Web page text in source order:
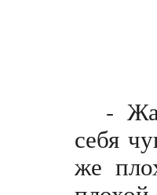
-
себя
же